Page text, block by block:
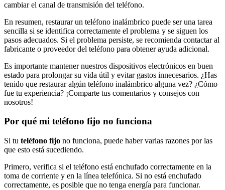
cambiar el canal de transmisión del teléfono.
En resumen, restaurar un teléfono inalámbrico puede ser una tarea
sencilla si se identifica correctamente el problema y se siguen los
pasos adecuados. Si el problema persiste, se recomienda contactar al
fabricante o proveedor del teléfono para obtener ayuda adicional.
Es importante mantener nuestros dispositivos electrónicos en buen
estado para prolongar su vida útil y evitar gastos innecesarios. ¿Has
tenido que restaurar algún teléfono inalámbrico alguna vez? ¿Cómo
fue tu experiencia? ¡Comparte tus comentarios y consejos con
nosotros!
Por qué mi teléfono fijo no funciona
Si tu teléfono fijo no funciona, puede haber varias razones por las
que esto está sucediendo.
Primero, verifica si el teléfono está enchufado correctamente en la
toma de corriente y en la línea telefónica. Si no está enchufado
correctamente, es posible que no tenga energía para funcionar.